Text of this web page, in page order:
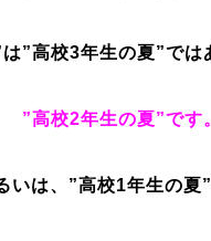
”高校3年生の夏”では
”高校2年生の夏”です
いは、”高校1年生の夏”